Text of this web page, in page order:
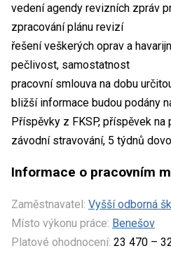
vedení agendy revizních zpráv
zpracování plánu revizí
řešení veškerých oprav a
pečlivost, samostatnost
pracovní smlouva na dobu
bližší informace budou podány
Příspěvky z FKSP, příspěvek
závodní stravování, 5 týdnů
Informace o pracovním
Zaměstnavatel: Vyšší odborná
Místo výkonu práce: Benešov
Platové ohodnocení: 23 470 –